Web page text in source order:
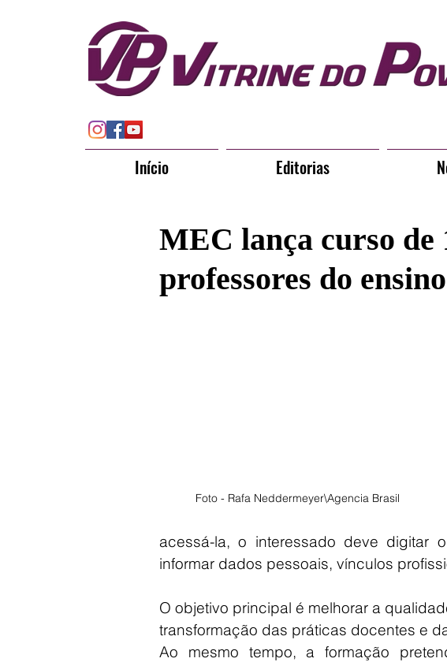
MEC lança curso de
professores do
Foto - Rafa Neddermeyer\Agencia Brasil
acessá-la, o interessado deve digitar
informar dados pessoais, vínculos
O objetivo principal é melhorar a
transformação das práticas docentes e
Ao mesmo tempo, a formação
Início Editorias